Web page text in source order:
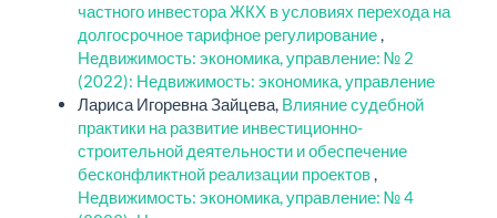
частного инвестора ЖКХ в условиях перехода на
долгосрочное тарифное регулирование,
Недвижимость: экономика, управление: № 2
(2022): Недвижимость: экономика, управление
Лариса Игоревна Зайцева, Влияние судебной
практики на развитие инвестиционно-
строительной деятельности и обеспечение
бесконфликтной реализации проектов,
Недвижимость: экономика, управление: № 4